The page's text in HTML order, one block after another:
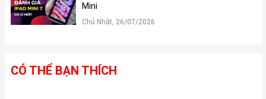
Mini
Chủ Nhật, 26/07/2026
CÓ THỂ BẠN THÍCH